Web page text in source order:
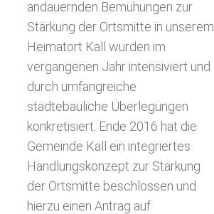
andauernden Bemühungen zur
Stärkung der Ortsmitte in unserem
Heimatort Kall wurden im
vergangenen Jahr intensiviert und
durch umfangreiche
städtebauliche Überlegungen
konkretisiert. Ende 2016 hat die
Gemeinde Kall ein integriertes
Handlungskonzept zur Stärkung
der Ortsmitte beschlossen und
hierzu einen Antrag auf